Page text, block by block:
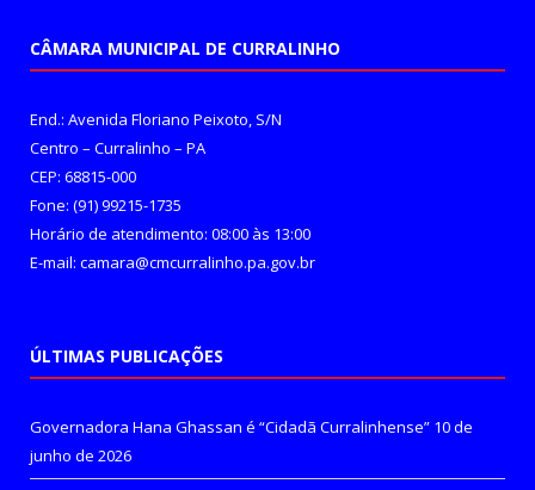
CÂMARA MUNICIPAL DE CURRALINHO
End.: Avenida Floriano Peixoto, S/N
Centro – Curralinho – PA
CEP: 68815-000
Fone: (91) 99215-1735
Horário de atendimento: 08:00 às 13:00
E-mail: camara@cmcurralinho.pa.gov.br
ÚLTIMAS PUBLICAÇÕES
Governadora Hana Ghassan é “Cidadã Curralinhense” 10 de
junho de 2026